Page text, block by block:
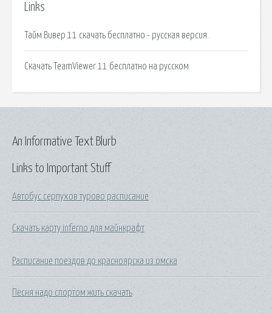
Links
Тайм Вивер 11 скачать бесплатно - русская версия.
Скачать TeamViewer 11 бесплатно на русском.
Links to Important Stuff
Автобус серпухов турово расписание
Скачать карту inferno для майнкрафт
Расписание поездов до красноярска из омска
Песня надо спортом жить скачать
An Informative Text Blurb